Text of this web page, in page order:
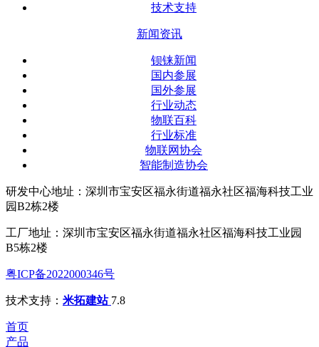
技术支持
新闻资讯
钡铼新闻
国内参展
国外参展
行业动态
物联百科
行业标准
物联网协会
智能制造协会
研发中心地址：深圳市宝安区福永街道福永社区福海科技工业
园B2栋2楼
工厂地址：深圳市宝安区福永街道福永社区福海科技工业园
B5栋2楼
粤ICP备2022000346号
技术支持： 米拓建站 7.8
首页
产品